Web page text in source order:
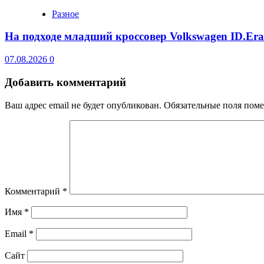
Разное
На подходе младший кроссовер Volkswagen
07.08.2026 0
Добавить комментарий
Ваш адрес email не будет опубликован. Обязательные поля
Комментарий *
Имя *
Email *
Сайт